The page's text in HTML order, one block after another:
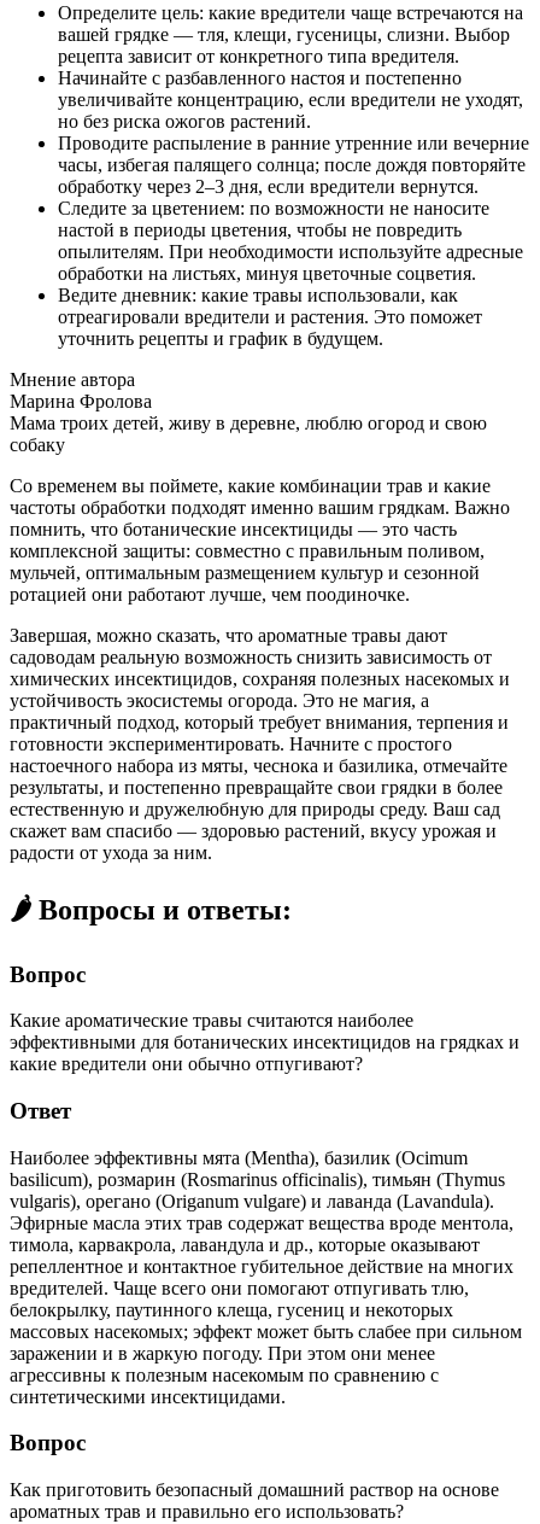
Определите цель: какие вредители чаще встречаются на
вашей грядке — тля, клещи, гусеницы, слизни. Выбор
рецепта зависит от конкретного типа вредителя.
Начинайте с разбавленного настоя и постепенно
увеличивайте концентрацию, если вредители не уходят,
но без риска ожогов растений.
Проводите распыление в ранние утренние или вечерние
часы, избегая палящего солнца; после дождя повторяйте
обработку через 2–3 дня, если вредители вернутся.
Следите за цветением: по возможности не наносите
настой в периоды цветения, чтобы не повредить
опылителям. При необходимости используйте адресные
обработки на листьях, минуя цветочные соцветия.
Ведите дневник: какие травы использовали, как
отреагировали вредители и растения. Это поможет
уточнить рецепты и график в будущем.
Мнение автора
Марина Фролова
Мама троих детей, живу в деревне, люблю огород и свою
собаку
Со временем вы поймете, какие комбинации трав и какие
частоты обработки подходят именно вашим грядкам. Важно
помнить, что ботанические инсектициды — это часть
комплексной защиты: совместно с правильным поливом,
мульчей, оптимальным размещением культур и сезонной
ротацией они работают лучше, чем поодиночке.
Завершая, можно сказать, что ароматные травы дают
садоводам реальную возможность снизить зависимость от
химических инсектицидов, сохраняя полезных насекомых и
устойчивость экосистемы огорода. Это не магия, а
практичный подход, который требует внимания, терпения и
готовности экспериментировать. Начните с простого
настоечного набора из мяты, чеснока и базилика, отмечайте
результаты, и постепенно превращайте свои грядки в более
естественную и дружелюбную для природы среду. Ваш сад
скажет вам спасибо — здоровью растений, вкусу урожая и
радости от ухода за ним.
🌶️ Вопросы и ответы:
Вопрос
Какие ароматические травы считаются наиболее
эффективными для ботанических инсектицидов на грядках и
какие вредители они обычно отпугивают?
Ответ
Наиболее эффективны мята (Mentha), базилик (Ocimum
basilicum), розмарин (Rosmarinus officinalis), тимьян (Thymus
vulgaris), орегано (Origanum vulgare) и лаванда (Lavandula).
Эфирные масла этих трав содержат вещества вроде ментола,
тимола, карвакрола, лавандула и др., которые оказывают
репеллентное и контактное губительное действие на многих
вредителей. Чаще всего они помогают отпугивать тлю,
белокрылку, паутинного клеща, гусениц и некоторых
массовых насекомых; эффект может быть слабее при сильном
заражении и в жаркую погоду. При этом они менее
агрессивны к полезным насекомым по сравнению с
синтетическими инсектицидами.
Вопрос
Как приготовить безопасный домашний раствор на основе
ароматных трав и правильно его использовать?